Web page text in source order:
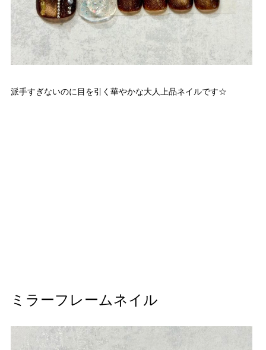
派手すぎないのに目を引く華やかな大人上品ネイルです☆
ミラーフレームネイル